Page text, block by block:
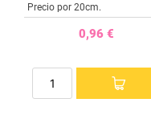
Precio por 20cm.
0,96 €